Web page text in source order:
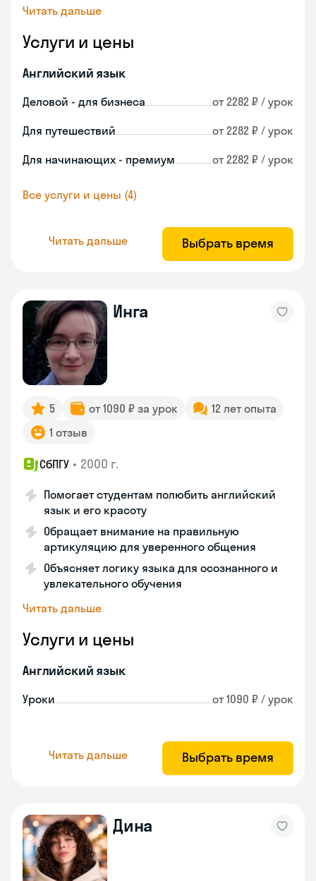
Читать дальше
Услуги и цены
Английский язык
Деловой - для бизнеса от 2282 ₽ / урок
Для путешествий от 2282 ₽ / урок
Для начинающих - премиум от 2282 ₽ / урок
Все услуги и цены (4)
Читать дальше Выбрать время
Инга
5 от 1090 ₽ за урок
12 лет опыта
1 отзыв
СбПГУ • 2000 г.
Помогает студентам полюбить английский
язык и его красоту
Обращает внимание на правильную
артикуляцию для уверенного общения
Объясняет логику языка для осознанного и
увлекательного обучения
Читать дальше
Услуги и цены
Английский язык
Уроки от 1090 ₽ / урок
Читать дальше Выбрать время
Дина